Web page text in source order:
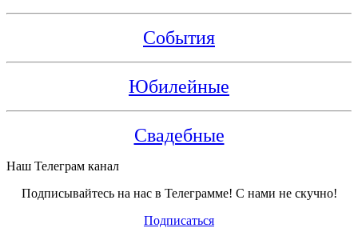
События
Юбилейные
Свадебные
Наш Телеграм канал
Подписывайтесь на нас в Телеграмме! С нами не скучно!
Подписаться